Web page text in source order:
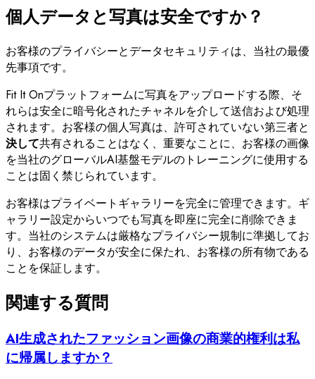
個人データと写真は安全ですか？
お客様のプライバシーとデータセキュリティは、当社の最優
先事項です。
Fit It Onプラットフォームに写真をアップロードする際、そ
れらは安全に暗号化されたチャネルを介して送信および処理
されます。お客様の個人写真は、許可されていない第三者と
決して共有されることはなく、重要なことに、お客様の画像
を当社のグローバルAI基盤モデルのトレーニングに使用する
ことは固く禁じられています。
お客様はプライベートギャラリーを完全に管理できます。ギ
ャラリー設定からいつでも写真を即座に完全に削除できま
す。当社のシステムは厳格なプライバシー規制に準拠してお
り、お客様のデータが安全に保たれ、お客様の所有物である
ことを保証します。
関連する質問
AI生成されたファッション画像の商業的権利は私
に帰属しますか？